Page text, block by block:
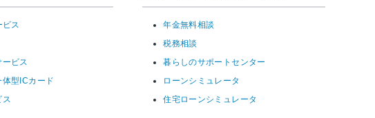
ス
ビス
型ICカード
年金無料相談
税務相談
暮らしのサポートセンター
ローンシミュレータ
住宅ローンシミュレータ